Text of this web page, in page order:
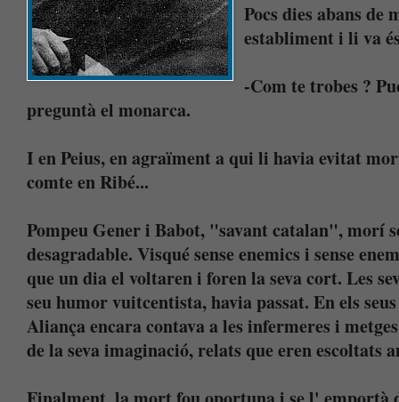
Pocs dies abans
establiment i li va
-Com te trobes ?
preguntà el monarca.
I en Peius, en agraïment a qui li havia evitat
comte en Ribé...
Pompeu Gener i Babot, "savant catalan", morí
desagradable. Visqué sense enemics i sense
que un dia el voltaren i foren la seva cort. Les
seu humor vuitcentista, havia passat. En els
Aliança encara contava a les infermeres i
de la seva imaginació, relats que eren escoltats